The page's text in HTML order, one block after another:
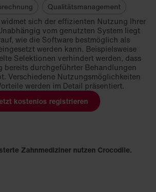
Qualitätsmanagement
sich der effizienten Nutzung Ihrer
vom genutzten System liegt
wie die Software bestmöglich als
werden kann. Beispielsweise
Selektionen verhindert werden, dass
bereits durchgeführter Behandlungen
Verschiedene Nutzungsmöglichkeiten
werden im Detail präsentiert.
kostenlos registrieren
Zahnmediziner nutzen Crocodile.